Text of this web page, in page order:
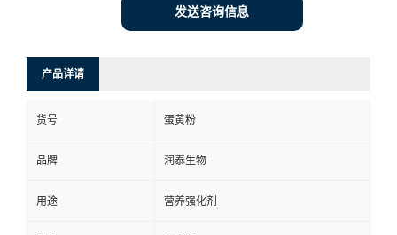
发送咨询信息
产品详请
货号 蛋黄粉
品牌 润泰生物
用途 营养强化剂